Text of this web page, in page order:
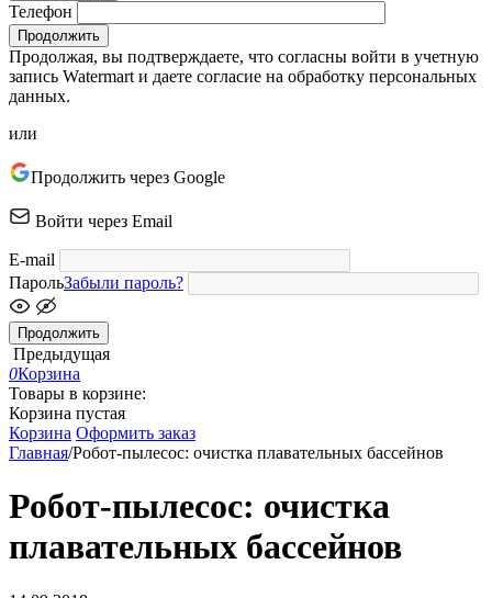
Телефон
Продолжить
Продолжая, вы подтверждаете, что согласны войти в учетную
запись Watermart и даете согласие на обработку персональных
данных.
или
Продолжить через Google
Войти через Email
E-mail
ПарольЗабыли пароль?
Продолжить
Предыдущая
0Корзина
Товары в корзине:
Корзина пустая
Корзина Оформить заказ
Главная/Робот-пылесос: очистка плавательных бассейнов
Робот-пылесос: очистка
плавательных бассейнов